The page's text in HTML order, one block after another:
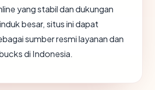
yang stabil dan dukungan
besar, situs ini dapat
sumber resmi layanan dan
di Indonesia.